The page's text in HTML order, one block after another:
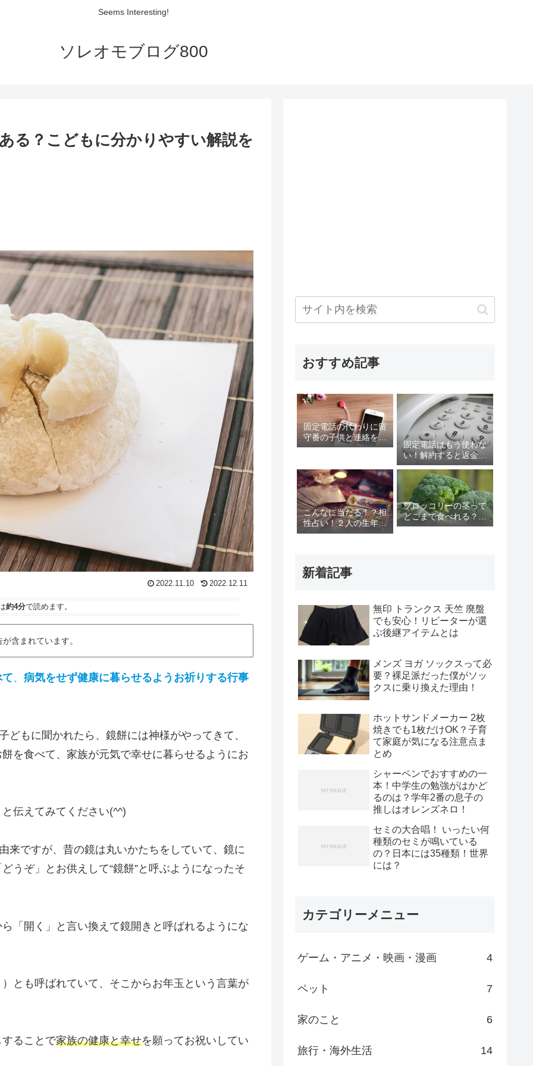
Seems Interesting!
ソレオモブログ800
る？こどもに分かりやすい解説を
2022.11.10 2022.12.11
約4分で読めます。
含まれています。
、 病気をせず健康に暮らせるようお祈りする行事
どもに聞かれたら、鏡餅には神様がやってきて、
を食べて、家族が元気で幸せに暮らせるようにお
伝えてみてください(^^)
来ですが、昔の鏡は丸いかたちをしていて、鏡に
うぞ」とお供えして“鏡餅”と呼ぶようになったそ
「開く」と言い換えて鏡開きと呼ばれるようにな
とも呼ばれていて、そこからお年玉という言葉が
ることで家族の健康と幸せを願ってお祝いしてい
おすすめ記事
固定電話の代わりに留
守番の子供と連絡をと
る方法を紹介します！
スマートウォッチはど
う？
固定電話はもう使わな
い！解約すると返金が
ある？固定電話を解約
するデメリット含め考
えてみる
こんなに当たる！？相
性占い！２人の生年月
日で相性チェック！
ブロッコリーの茎って
どこまで食べれる？茎
にこんな効果が！？
新着記事
無印 トランクス 天竺 廃盤
でも安心！リピーターが選
ぶ後継アイテムとは
メンズ ヨガ ソックスって必
要？裸足派だった僕がソッ
クスに乗り換えた理由！
ホットサンドメーカー 2枚
焼きでも1枚だけOK？子育
て家庭が気になる注意点ま
とめ
シャーペンでおすすめの一
本！中学生の勉強がはかど
るのは？学年2番の息子の
推しはオレンズネロ！
セミの大合唱！ いったい何
種類のセミが鳴いている
の？日本には35種類！世界
には？
カテゴリーメニュー
ゲーム・アニメ・映画・漫画 4
ペット 7
家のこと 6
旅行・海外生活 14